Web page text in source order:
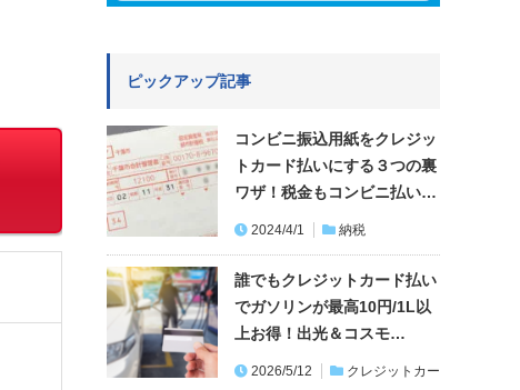
ピックアップ記事
コンビニ振込用紙をクレジッ
トカード払いにする３つの裏
ワザ！税金もコンビニ払い…
2024/4/1 納税
誰でもクレジットカード払い
でガソリンが最高10円/1L以
上お得！出光＆コスモ…
2026/5/12
クレジットカー